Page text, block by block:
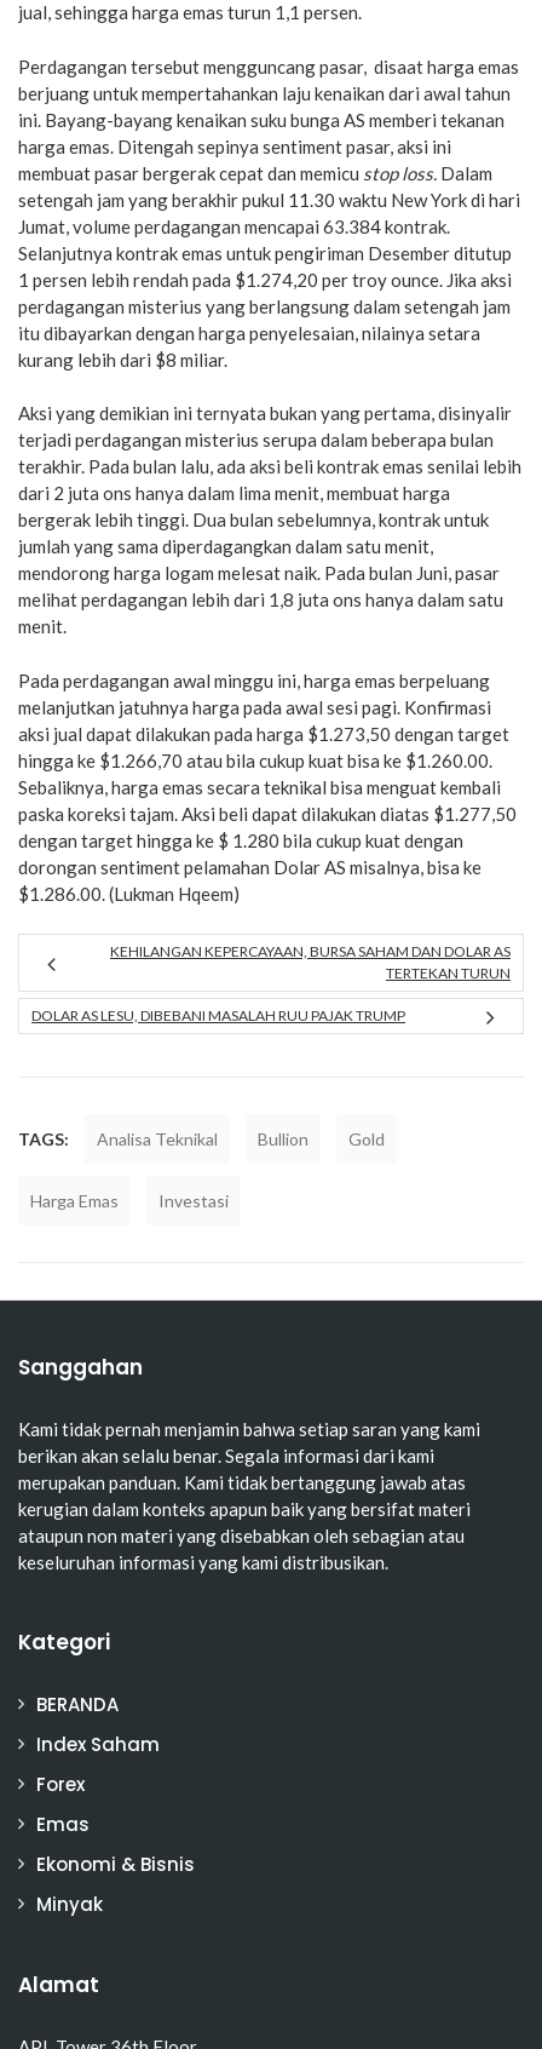
jual, sehingga harga emas turun 1,1 persen.
Perdagangan tersebut mengguncang pasar, disaat harga emas
berjuang untuk mempertahankan laju kenaikan dari awal tahun
ini. Bayang-bayang kenaikan suku bunga AS memberi tekanan
harga emas. Ditengah sepinya sentiment pasar, aksi ini
membuat pasar bergerak cepat dan memicu stop loss. Dalam
setengah jam yang berakhir pukul 11.30 waktu New York di hari
Jumat, volume perdagangan mencapai 63.384 kontrak.
Selanjutnya kontrak emas untuk pengiriman Desember ditutup
1 persen lebih rendah pada $1.274,20 per troy ounce. Jika aksi
perdagangan misterius yang berlangsung dalam setengah jam
itu dibayarkan dengan harga penyelesaian, nilainya setara
kurang lebih dari $8 miliar.
Aksi yang demikian ini ternyata bukan yang pertama, disinyalir
terjadi perdagangan misterius serupa dalam beberapa bulan
terakhir. Pada bulan lalu, ada aksi beli kontrak emas senilai lebih
dari 2 juta ons hanya dalam lima menit, membuat harga
bergerak lebih tinggi. Dua bulan sebelumnya, kontrak untuk
jumlah yang sama diperdagangkan dalam satu menit,
mendorong harga logam melesat naik. Pada bulan Juni, pasar
melihat perdagangan lebih dari 1,8 juta ons hanya dalam satu
menit.
Pada perdagangan awal minggu ini, harga emas berpeluang
melanjutkan jatuhnya harga pada awal sesi pagi. Konfirmasi
aksi jual dapat dilakukan pada harga $1.273,50 dengan target
hingga ke $1.266,70 atau bila cukup kuat bisa ke $1.260.00.
Sebaliknya, harga emas secara teknikal bisa menguat kembali
paska koreksi tajam. Aksi beli dapat dilakukan diatas $1.277,50
dengan target hingga ke $ 1.280 bila cukup kuat dengan
dorongan sentiment pelamahan Dolar AS misalnya, bisa ke
$1.286.00. (Lukman Hqeem)
KEHILANGAN KEPERCAYAAN, BURSA SAHAM DAN DOLAR AS
TERTEKAN TURUN
DOLAR AS LESU, DIBEBANI MASALAH RUU PAJAK TRUMP
TAGS: Analisa Teknikal Bullion Gold
Harga Emas Investasi
Sanggahan
Kami tidak pernah menjamin bahwa setiap saran yang kami
berikan akan selalu benar. Segala informasi dari kami
merupakan panduan. Kami tidak bertanggung jawab atas
kerugian dalam konteks apapun baik yang bersifat materi
ataupun non materi yang disebabkan oleh sebagian atau
keseluruhan informasi yang kami distribusikan.
Kategori
BERANDA
Index Saham
Forex
Emas
Ekonomi & Bisnis
Minyak
Alamat